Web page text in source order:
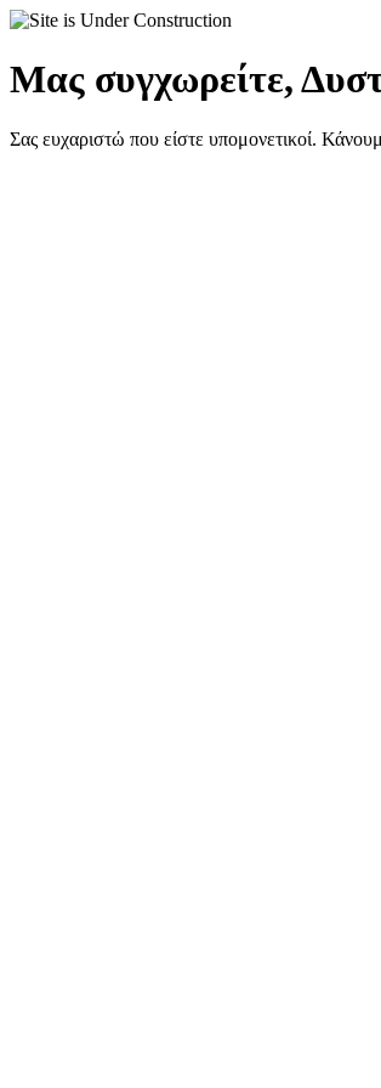
Μας συγχωρείτε,
Σας ευχαριστώ που είστε υπομονετικοί.